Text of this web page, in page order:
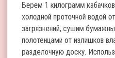
Берем 1 килограмм
холодной проточной водой
загрязнений, сушим
полотенцами от излишков
разделочную доску.